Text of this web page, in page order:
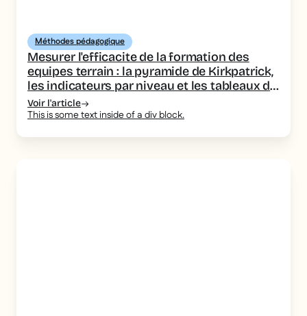
Méthodes pédagogique
Mesurer l'efficacite de la formation des
equipes terrain : la pyramide de Kirkpatrick,
les indicateurs par niveau et les tableaux de
bord a piloter
Voir l'article
This is some text inside of a div block.